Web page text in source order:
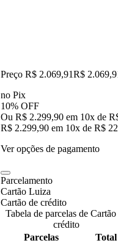
Preço R$ 2.069,91R$ 2.069,
no Pix
10% OFF
Ou R$ 2.299,90 em 10x de
R$ 2.299,90 em 10x de R$
Ver opções de pagamento
Parcelamento
Cartão Luiza
Cartão de crédito
Tabela de parcelas de Cartão
crédito
Parcelas
Total